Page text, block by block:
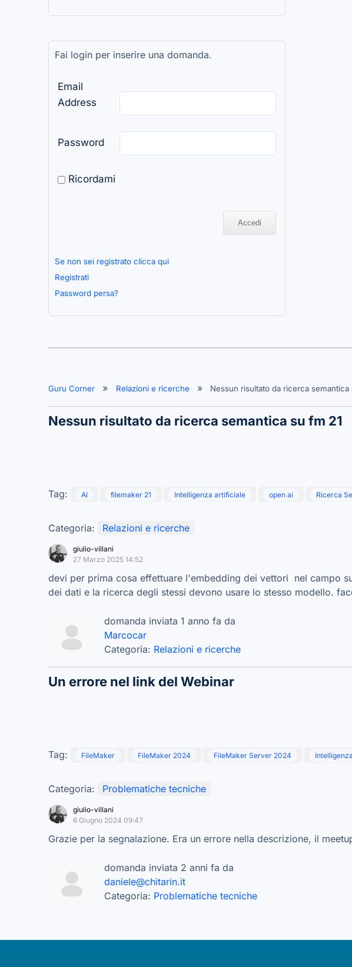
Fai login per inserire una domanda.
Email
Address
Password
Ricordami
Se non sei registrato clicca qui
Registrati
Password persa?
Guru Corner Relazioni e ricerche Nessun risultato da ricerca semantica
Nessun risultato da ricerca semantica su fm 21
Tag: AI filemaker 21 Intelligenza artificiale open ai Ricerca
Categoria: Relazioni e ricerche
giulio-villani
27 Marzo 2025 14:52
devi per prima cosa effettuare l'embedding dei vettori nel campo
dei dati e la ricerca degli stessi devono usare lo stesso modello.
domanda inviata 1 anno fa da
Marcocar
Categoria: Relazioni e ricerche
Un errore nel link del Webinar
Tag: FileMaker FileMaker 2024 FileMaker Server 2024
Categoria: Problematiche tecniche
giulio-villani
6 Giugno 2024 09:47
Grazie per la segnalazione. Era un errore nella descrizione, il
domanda inviata 2 anni fa da
daniele@chitarin.it
Categoria: Problematiche tecniche